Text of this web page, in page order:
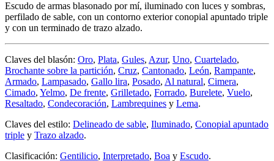
Escudo de armas blasonado por mí, iluminado con luces y sombras,
perfilado de sable, con un contorno exterior conopial apuntado triple
y con un terminado de trazo alzado.
Claves del blasón: Oro, Plata, Gules, Azur, Uno, Cuartelado,
Brochante sobre la partición, Cruz, Cantonado, León, Rampante,
Armado, Lampasado, Gallo lira, Posado, Al natural, Cimera,
Cimado, Yelmo, De frente, Grilletado, Forrado, Burelete, Vuelo,
Resaltado, Condecoración, Lambrequines y Lema.
Claves del estilo: Delineado de sable, Iluminado, Conopial apuntado
triple y Trazo alzado.
Clasificación: Gentilicio, Interpretado, Boa y Escudo.